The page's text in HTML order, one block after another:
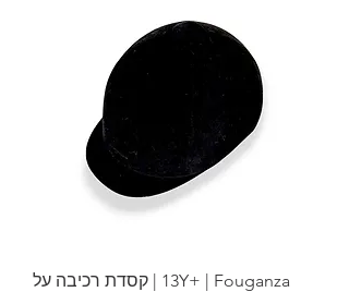
13Y+ | Fouganza | קסדת רכיבה על